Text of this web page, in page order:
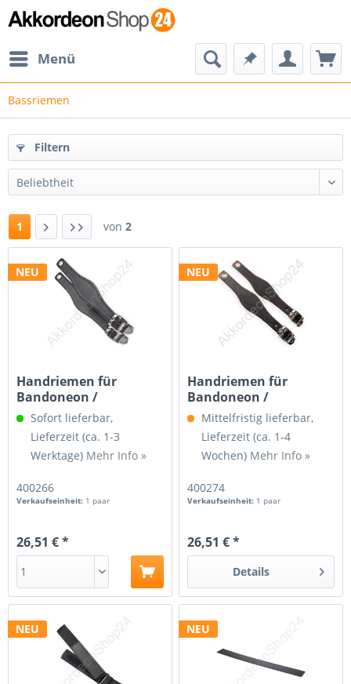
Menü
Bassriemen
Filtern
1 von 2
NEU
Handriemen für
Bandoneon /
Concertina
Sofort lieferbar,
Lieferzeit (ca. 1-3
Werktage) Mehr Info »
400266
Verkaufseinheit: 1 paar
26,51 € *
NEU
Handriemen für
Bandoneon /
Concertina, schwarz-
Mittelfristig lieferbar,
Lieferzeit (ca. 1-4
Wochen) Mehr Info »
400274
Verkaufseinheit: 1 paar
26,51 € *
Details
NEU NEU